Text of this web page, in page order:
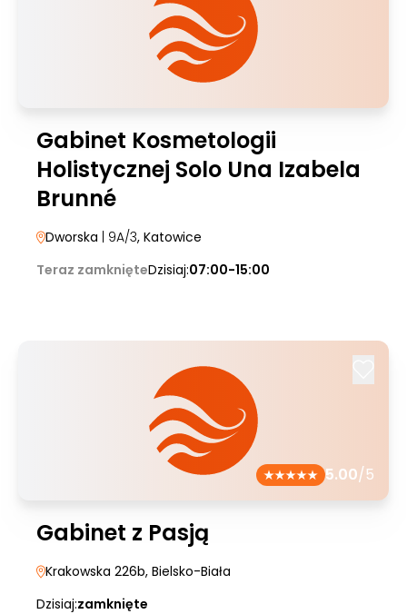
Gabinet Kosmetologii
Holistycznej Solo Una Izabela
Brunné
Dworska | 9A/3, Katowice
Teraz zamknięteDzisiaj:07:00-15:00
5.00/5
Gabinet z Pasją
Krakowska 226b, Bielsko-Biała
Dzisiaj:zamknięte